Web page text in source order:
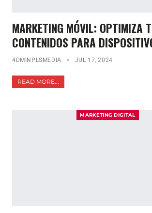
MARKETING MÓVIL: OPTIMIZA
CONTENIDOS PARA
4DMINPLSMEDIA JUL 17, 2024
READ MORE...
MARKETING DIGITAL